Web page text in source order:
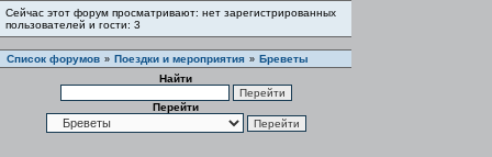
Сейчас этот форум просматривают: нет зарегистрированных
пользователей и гости: 3
Список форумов » Поездки и мероприятия » Бреветы
Найти
Перейти